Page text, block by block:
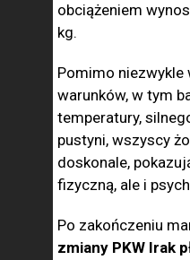
obciążeniem
kg.
Pomimo niezwykle
warunków, w tym
temperatury,
pustyni, wszyscy
doskonale,
fizyczną, ale i
Po zakończeniu
zmiany PKW Irak